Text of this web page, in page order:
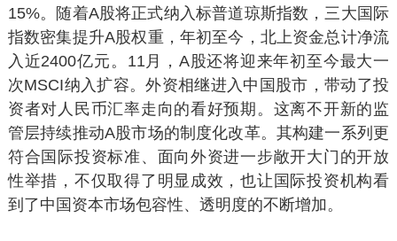
15%。随着A股将正式纳入标普道琼斯指数，三大国际
指数密集提升A股权重，年初至今，北上资金总计净流
入近2400亿元。11月，A股还将迎来年初至今最大一
次MSCI纳入扩容。外资相继进入中国股市，带动了投
资者对人民币汇率走向的看好预期。这离不开新的监
管层持续推动A股市场的制度化改革。其构建一系列更
符合国际投资标准、面向外资进一步敞开大门的开放
性举措，不仅取得了明显成效，也让国际投资机构看
到了中国资本市场包容性、透明度的不断增加。